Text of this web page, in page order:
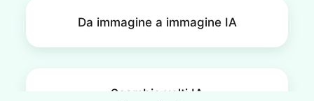
Da immagine a immagine IA
Scambio volti IA